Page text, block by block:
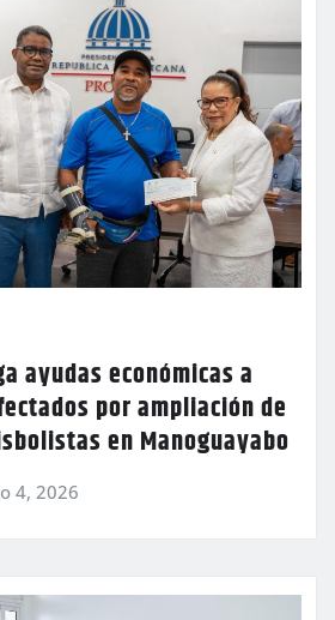
ayudas económicas a
por ampliación de
en Manoguayabo
4, 2026